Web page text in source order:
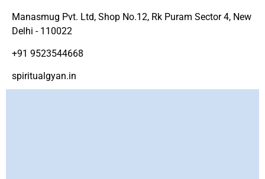
Manasmug Pvt. Ltd, Shop No.12, Rk Puram Sector 4, New
Delhi - 110022
+91 9523544668
spiritualgyan.in